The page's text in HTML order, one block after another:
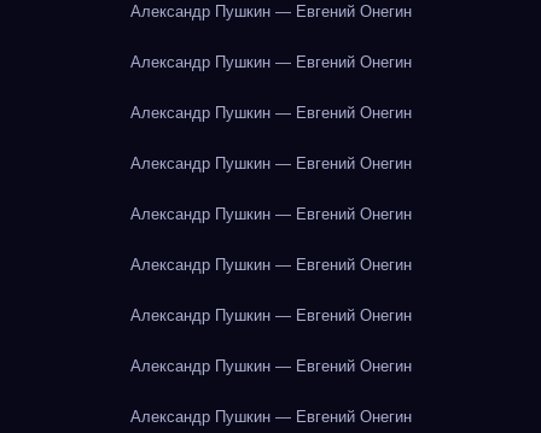
Александр Пушкин — Евгений Онегин
Александр Пушкин — Евгений Онегин
Александр Пушкин — Евгений Онегин
Александр Пушкин — Евгений Онегин
Александр Пушкин — Евгений Онегин
Александр Пушкин — Евгений Онегин
Александр Пушкин — Евгений Онегин
Александр Пушкин — Евгений Онегин
Александр Пушкин — Евгений Онегин